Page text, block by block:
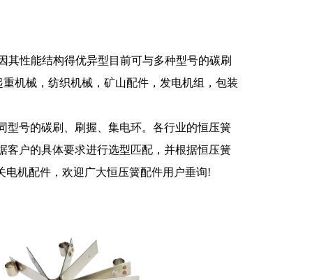
其性能结构得优异型目前可与多种型号的碳刷
机械，纺织机械，矿山配件，发电机组，包装
型号的碳刷、刷握、集电环。各行业的恒压簧
客户的具体要求进行选型匹配，并根据恒压簧
电机配件，欢迎广大恒压簧配件用户垂询!